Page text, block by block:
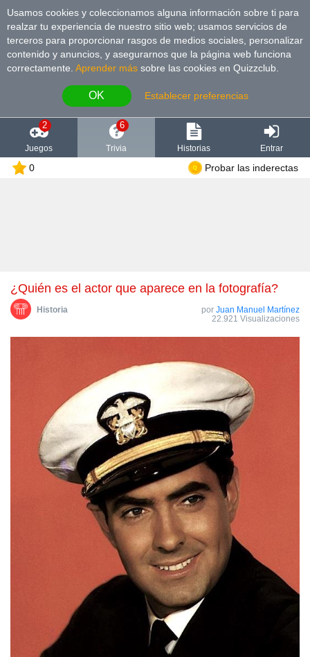
Usamos cookies y coleccionamos alguna información sobre ti para
realzar tu experiencia de nuestro sitio web; usamos servicios de
terceros para proporcionar rasgos de medios sociales, personalizar
contenido y anuncios, y asegurarnos que la página web funciona
correctamente. Aprender más sobre las cookies en Quizzclub.
OK Establecer preferencias
2
Juegos
6
Trivia Historias Entrar
0 Probar las inderectas
¿Quién es el actor que aparece en la fotografía?
Historia por Juan Manuel Martínez
22.921 Visualizaciones